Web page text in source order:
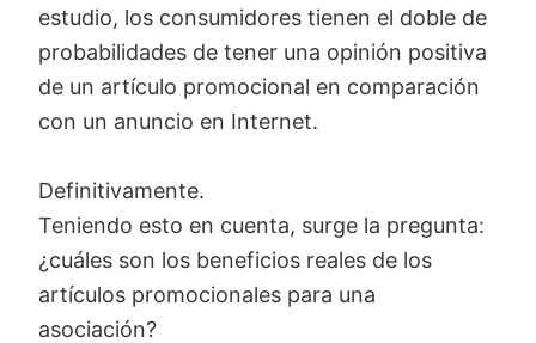
estudio, los consumidores tienen el doble de
probabilidades de tener una opinión positiva
de un artículo promocional en comparación
con un anuncio en Internet.
Definitivamente.
Teniendo esto en cuenta, surge la pregunta:
¿cuáles son los beneficios reales de los
artículos promocionales para una
asociación?